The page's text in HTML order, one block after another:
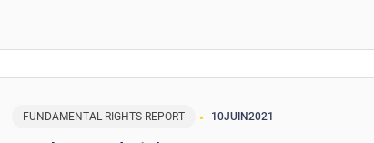
FUNDAMENTAL RIGHTS REPORT 10JUIN2021